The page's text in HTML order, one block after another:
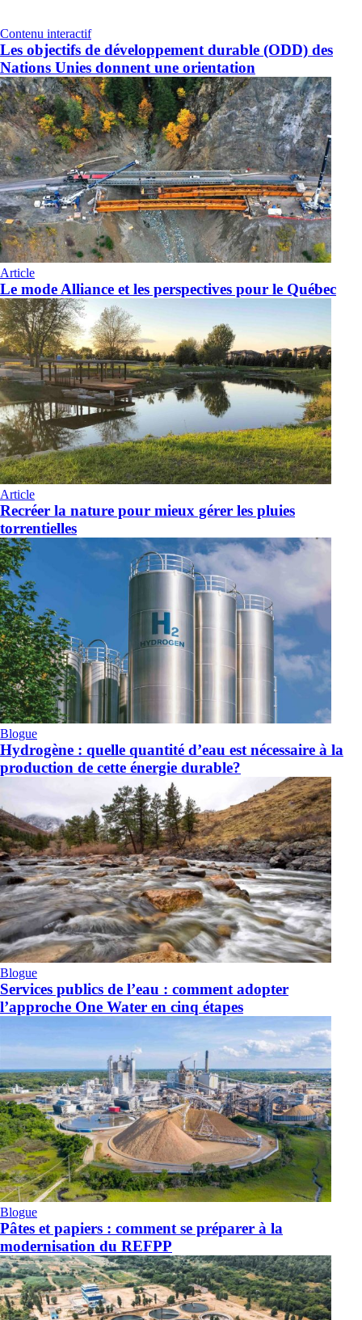
Contenu interactif
Les objectifs de développement durable (ODD) des
Nations Unies donnent une orientation
Article
Le mode Alliance et les perspectives pour le Québec
Article
Recréer la nature pour mieux gérer les pluies
torrentielles
Blogue
Hydrogène : quelle quantité d’eau est nécessaire à la
production de cette énergie durable?
Blogue
Services publics de l’eau : comment adopter
l’approche One Water en cinq étapes
Blogue
Pâtes et papiers : comment se préparer à la
modernisation du REFPP